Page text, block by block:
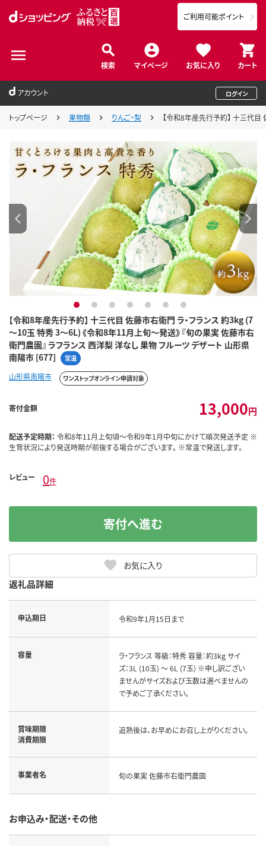
検索 マイページ お気に入り カート
ご利用可能ポイント
アカウント ログイン
トップページ 果物類 りんご・梨 【令和8年産先行予約】 十三代
【令和8年産先行予約】 十三代目 佐藤市右衛門 ラ・フランス 約3kg (7
～10玉 特秀 3～6L) 《令和8年11月上旬～発送》 『旬の果実 佐藤市右
衛門農園』 ラフランス 西洋梨 洋なし 果物 フルーツ デザート 山形県
南陽市 [677]
常温
1 2 3 4 5 6 7
山形県南陽市 ワンストップオンライン申請対象
寄付金額 13,000円
配送予定時期： 令和8年11月上旬頃～令和9年1月中旬にかけて順次発送予定 ※
生育状況により発送時期が前後する場合がございます。 ※常温で発送します。
レビュー 0件
お気に入り
寄付へ進む
返礼品詳細
申込期日 令和9年1月15日まで
容量
ラ・フランス 等級：特秀 容量：約3kg サイ
ズ：3L (10玉) ～ 6L (7玉) ※申し訳ござい
ませんがサイズおよび玉数は選べませんの
で予めご了承ください。
賞味期限
消費期限
追熟後は、お早めにお召し上がりください。
事業者名 旬の果実 佐藤市右衛門農園
お申込み・配送・その他